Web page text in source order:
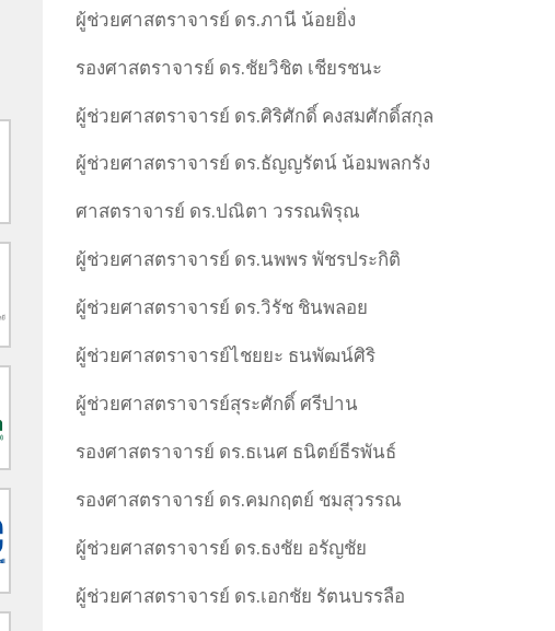
ผู้ช่วยศาสตราจารย์ ดร.ภานี น้อยยิ่ง
รองศาสตราจารย์ ดร.ชัยวิชิต เชียรชนะ
ผู้ช่วยศาสตราจารย์ ดร.ศิริศักดิ์ คงสมศักดิ์สกุล
ผู้ช่วยศาสตราจารย์ ดร.ธัญญรัตน์ น้อมพลกรัง
ศาสตราจารย์ ดร.ปณิตา วรรณพิรุณ
ผู้ช่วยศาสตราจารย์ ดร.นพพร พัชรประกิติ
ผู้ช่วยศาสตราจารย์ ดร.วิรัช ชินพลอย
ผู้ช่วยศาสตราจารย์ไชยยะ ธนพัฒน์ศิริ
ผู้ช่วยศาสตราจารย์สุระศักดิ์ ศรีปาน
รองศาสตราจารย์ ดร.ธเนศ ธนิตย์ธีรพันธ์
รองศาสตราจารย์ ดร.คมกฤตย์ ชมสุวรรณ
ผู้ช่วยศาสตราจารย์ ดร.ธงชัย อรัญชัย
ผู้ช่วยศาสตราจารย์ ดร.เอกชัย รัตนบรรลือ